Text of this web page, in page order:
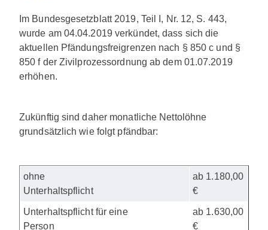
Im Bundesgesetzblatt 2019, Teil I, Nr. 12, S. 443,
wurde am 04.04.2019 verkündet, dass sich die
aktuellen Pfändungsfreigrenzen nach § 850 c und §
850 f der Zivilprozessordnung ab dem 01.07.2019
erhöhen.
Zukünftig sind daher monatliche Nettolöhne
grundsätzlich wie folgt pfändbar:
ohne
Unterhaltspflicht
ab 1.180,00
€
Unterhaltspflicht für eine
Person
ab 1.630,00
€